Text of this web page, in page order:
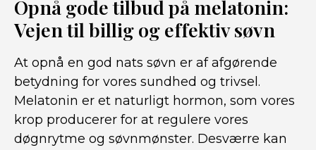
Opnå gode tilbud på melatonin:
Vejen til billig og effektiv søvn
At opnå en god nats søvn er af afgørende
betydning for vores sundhed og trivsel.
Melatonin er et naturligt hormon, som vores
krop producerer for at regulere vores
døgnrytme og søvnmønster. Desværre kan